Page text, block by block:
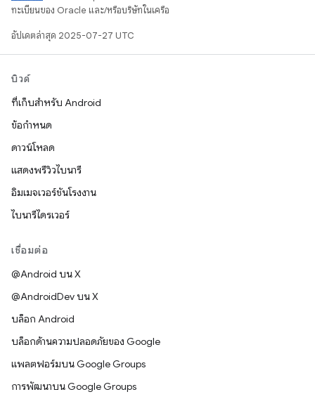
ทะเบียนของ Oracle และ/หรือบริษัทในเครือ
อัปเดตล่าสุด 2025-07-27 UTC
บิวด์
ที่เก็บสำหรับ Android
ข้อกำหนด
ดาวน์โหลด
แสดงพรีวิวไบนารี
อิมเมจเวอร์ชันโรงงาน
ไบนารีไดรเวอร์
เชื่อมต่อ
@Android บน X
@AndroidDev บน X
บล็อก Android
บล็อกด้านความปลอดภัยของ Google
แพลตฟอร์มบน Google Groups
การพัฒนาบน Google Groups